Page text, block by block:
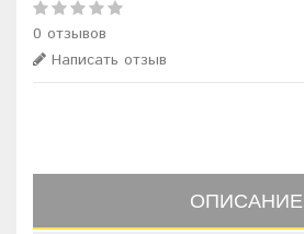
0 отзывов
Написать отзыв
ОПИСАНИЕ